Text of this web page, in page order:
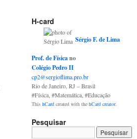
H-card
SérgioF.de Lima
Prof. de Físicano
Colégio Pedro II
cp2@sergioflima.pro.br
Rio de Janeiro RJ – Brasil
#Física #Matemática #Educação
This hCard created with the hCard creator.
Pesquisar